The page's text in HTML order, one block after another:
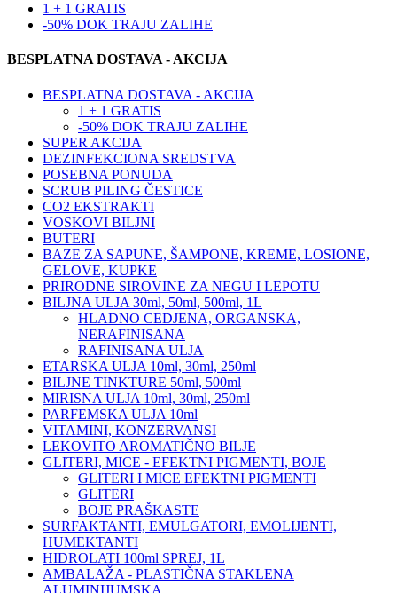
1 + 1 GRATIS
-50% DOK TRAJU ZALIHE
BESPLATNA DOSTAVA - AKCIJA
BESPLATNA DOSTAVA - AKCIJA
1 + 1 GRATIS
-50% DOK TRAJU ZALIHE
SUPER AKCIJA
DEZINFEKCIONA SREDSTVA
POSEBNA PONUDA
SCRUB PILING ČESTICE
CO2 EKSTRAKTI
VOSKOVI BILJNI
BUTERI
BAZE ZA SAPUNE, ŠAMPONE, KREME, LOSIONE,
GELOVE, KUPKE
PRIRODNE SIROVINE ZA NEGU I LEPOTU
BILJNA ULJA 30ml, 50ml, 500ml, 1L
HLADNO CEDJENA, ORGANSKA,
NERAFINISANA
RAFINISANA ULJA
ETARSKA ULJA 10ml, 30ml, 250ml
BILJNE TINKTURE 50ml, 500ml
MIRISNA ULJA 10ml, 30ml, 250ml
PARFEMSKA ULJA 10ml
VITAMINI, KONZERVANSI
LEKOVITO AROMATIČNO BILJE
GLITERI, MICE - EFEKTNI PIGMENTI, BOJE
GLITERI I MICE EFEKTNI PIGMENTI
GLITERI
BOJE PRAŠKASTE
SURFAKTANTI, EMULGATORI, EMOLIJENTI,
HUMEKTANTI
HIDROLATI 100ml SPREJ, 1L
AMBALAŽA - PLASTIČNA STAKLENA
ALUMINIJUMSKA